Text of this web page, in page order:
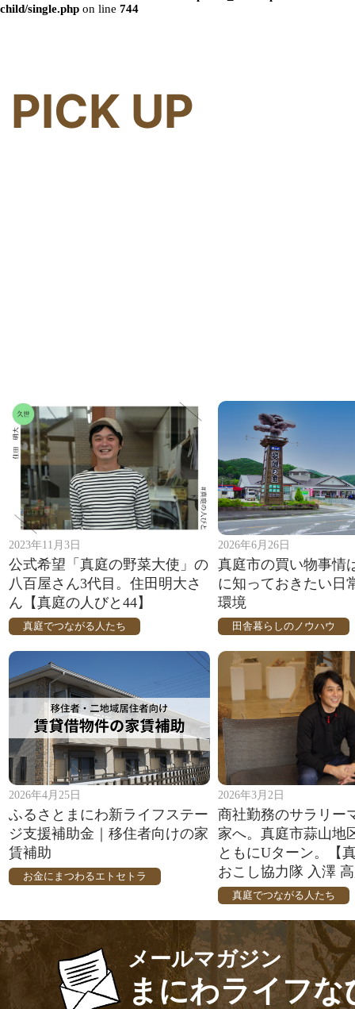
child/single.php on line 744
PICK UP
2023年11月3日
公式希望「真庭の野菜大使」の
八百屋さん3代目。住田明大さ
ん【真庭の人びと44】
真庭でつながる人たち
2026年6月26日
真庭市の買い物事情
に知っておきたい日
環境
田舎暮らしのノウハウ
2026年4月25日
ふるさとまにわ新ライフステー
ジ支援補助金｜移住者向けの家
賃補助
お金にまつわるエトセトラ
2026年3月2日
商社勤務のサラリー
家へ。真庭市蒜山地
ともにUターン。【
おこし協力隊 入澤
真庭でつながる人たち
メールマガジン
まにわライフな